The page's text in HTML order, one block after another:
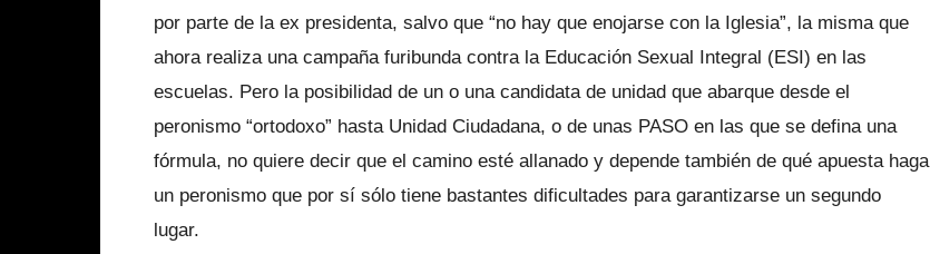
por parte de la ex presidenta, salvo que “no hay que enojarse con la Iglesia”, la misma que
ahora realiza una campaña furibunda contra la Educación Sexual Integral (ESI) en las
escuelas. Pero la posibilidad de un o una candidata de unidad que abarque desde el
peronismo “ortodoxo” hasta Unidad Ciudadana, o de unas PASO en las que se defina una
fórmula, no quiere decir que el camino esté allanado y depende también de qué apuesta haga
un peronismo que por sí sólo tiene bastantes dificultades para garantizarse un segundo
lugar.